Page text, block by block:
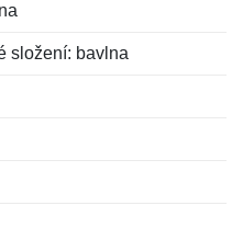
složení: bavlna